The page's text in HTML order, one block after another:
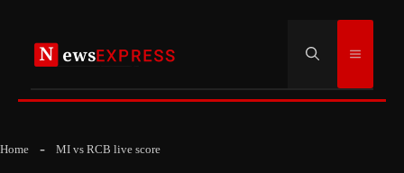
content
Menu
Home MI vs RCB live score